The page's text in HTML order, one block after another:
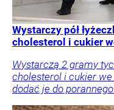
Wystarczy pół
cholesterol i cukier
Wystarczą 2 gramy
cholesterol i cukier
dodać je do